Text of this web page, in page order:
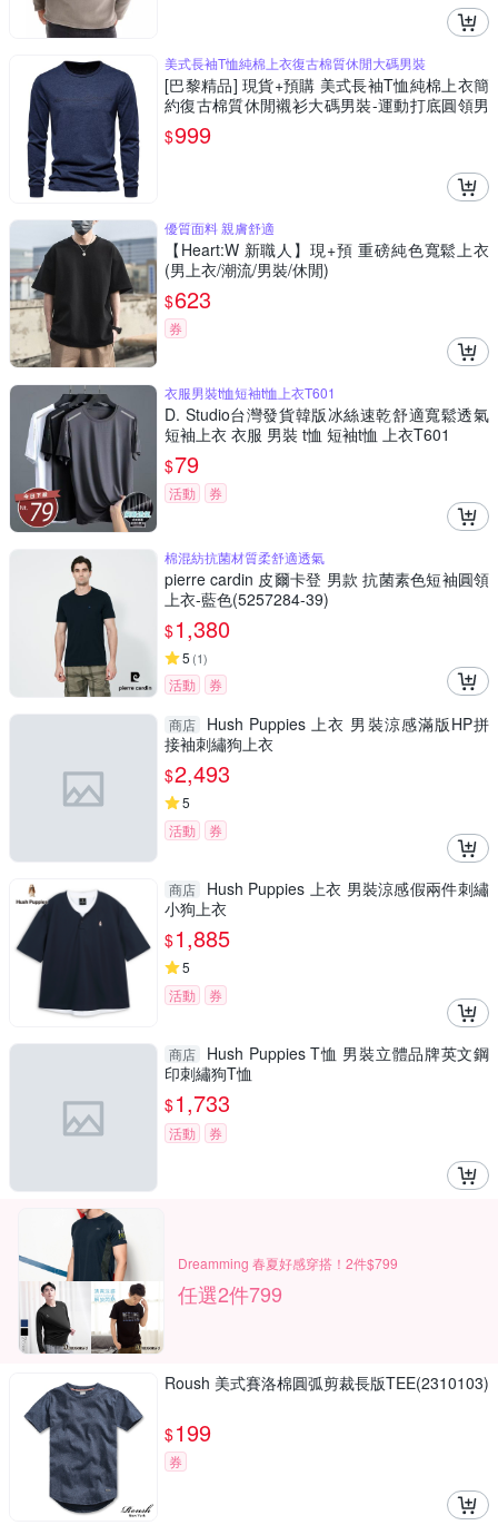
美式長袖T恤純棉上衣復古棉質休閒大碼男裝
[巴黎精品] 現貨+預購 美式長袖T恤純棉上衣簡
約復古棉質休閒襯衫大碼男裝-運動打底圓領男
上衣4色a1kz56
$999
優質面料 親膚舒適
【Heart:W 新職人】現+預 重磅純色寬鬆上衣
(男上衣/潮流/男裝/休閒)
$623
券
衣服男裝t恤短袖t恤上衣T601
D. Studio台灣發貨韓版冰絲速乾舒適寬鬆透氣
短袖上衣 衣服 男裝 t恤 短袖t恤 上衣T601
$79
活動 券
棉混紡抗菌材質柔舒適透氣
pierre cardin 皮爾卡登 男款 抗菌素色短袖圓領
上衣-藍色(5257284-39)
$1,380
5 (1)
活動 券
商店
Hush Puppies 上衣 男裝涼感滿版HP拼
接袖刺繡狗上衣
$2,493
5
活動
券
商店
Hush Puppies 上衣 男裝涼感假兩件刺繡
小狗上衣
$1,885
5
活動
券
商店
Hush Puppies T恤 男裝立體品牌英文鋼
印刺繡狗T恤
$1,733
活動 券
Dreamming 春夏好感穿搭！2件$799
任選2件799
Roush 美式賽洛棉圓弧剪裁長版TEE(2310103)
$199
券